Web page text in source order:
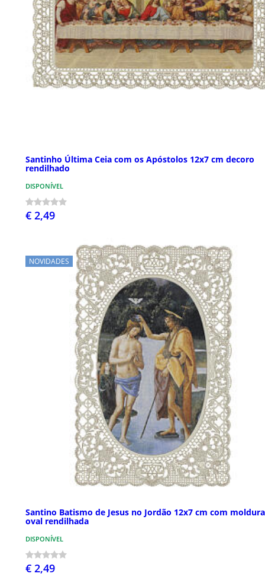
Santinho Última Ceia com os Apóstolos 12x7 cm decoro
rendilhado
DISPONÍVEL
€ 2,49
NOVIDADES
Santino Batismo de Jesus no Jordão 12x7 cm com moldura
oval rendilhada
DISPONÍVEL
€ 2,49